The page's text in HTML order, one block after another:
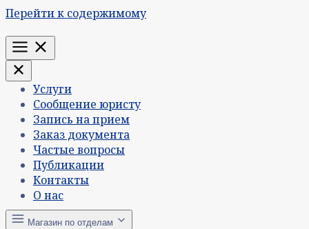
Перейти к содержимому
Меню
Услуги
Сообщение юристу
Запись на прием
Заказ документа
Частые вопросы
Публикации
Контакты
О нас
Магазин по отделам